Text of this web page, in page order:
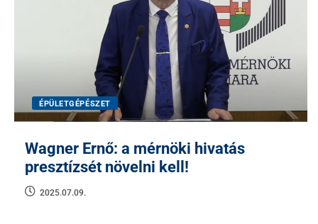
ÉPÜLETGÉPÉSZET
Wagner Ernő: a mérnöki hivatás
presztízsét növelni kell!
2025.07.09.